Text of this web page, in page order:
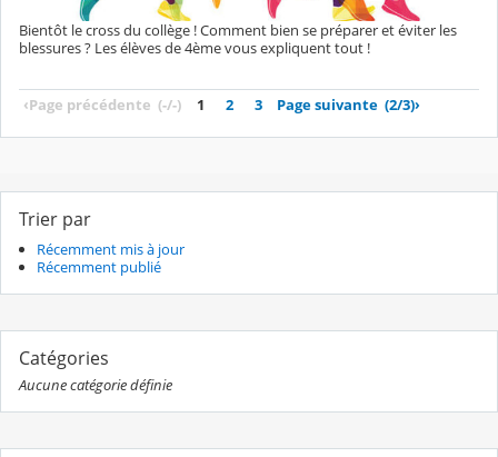
Bientôt le cross du collège ! Comment bien se préparer et éviter les
blessures ? Les élèves de 4ème vous expliquent tout !
‹Page précédente (-/-) 1 2 3 Page suivante (2/3)›
Trier par
Récemment mis à jour
Récemment publié
Catégories
Aucune catégorie définie